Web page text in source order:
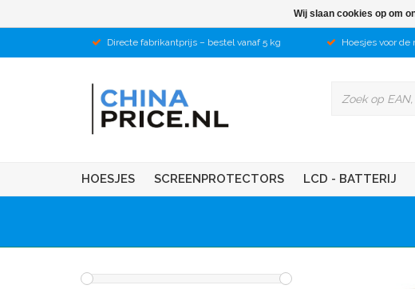
Directe fabrikantprijs – bestel vanaf 5 kg Hoesjes voor
HOESJES SCREENPROTECTORS LCD - BATTERIJ
Wij slaan cookies op om